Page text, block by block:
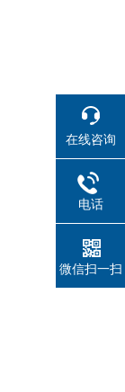
在线咨询
电话
微信扫一扫